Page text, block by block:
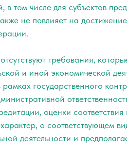
в том числе для субъектов
не повлияет на
требования,
и иной экономической
рамках государственного
оценки
о соответствующем
деятельности и